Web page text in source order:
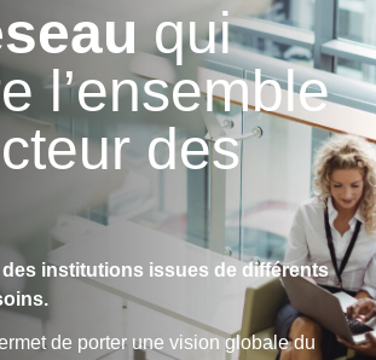
qui
l’ensemble
des
institutions issues de différents
de porter une vision globale du